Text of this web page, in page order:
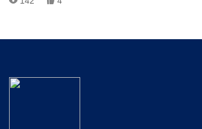
الأصلي (ODM).